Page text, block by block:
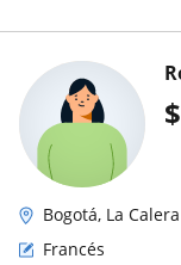
$
Bogotá, La Calera
Francés